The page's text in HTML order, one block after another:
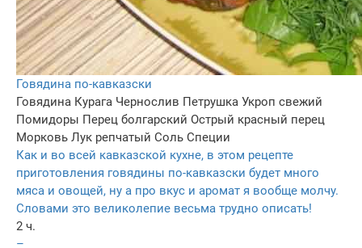
Говядина по-кавказски
Говядина Курага Чернослив Петрушка Укроп свежий
Помидоры Перец болгарский Острый красный перец
Морковь Лук репчатый Соль Специи
Как и во всей кавказской кухне, в этом рецепте
приготовления говядины по-кавказски будет много
мяса и овощей, ну а про вкус и аромат я вообще молчу.
Словами это великолепие весьма трудно описать!
2 ч.
–